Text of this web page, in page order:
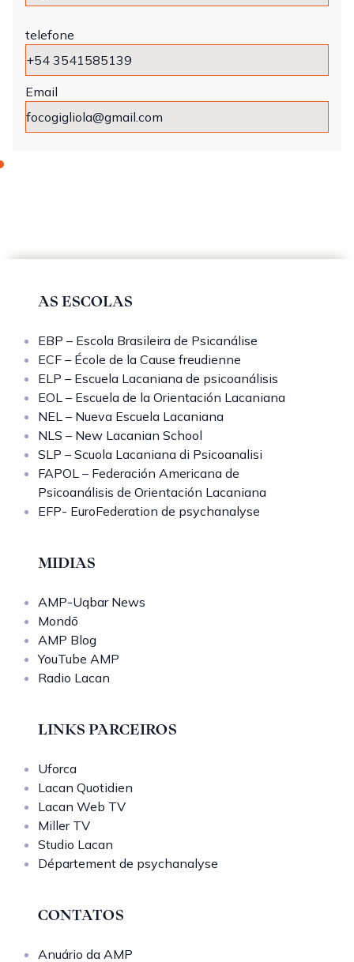
telefone
Email
AS ESCOLAS
EBP – Escola Brasileira de Psicanálise
ECF – École de la Cause freudienne
ELP – Escuela Lacaniana de psicoanálisis
EOL – Escuela de la Orientación Lacaniana
NEL – Nueva Escuela Lacaniana
NLS – New Lacanian School
SLP – Scuola Lacaniana di Psicoanalisi
FAPOL – Federación Americana de
Psicoanálisis de Orientación Lacaniana
EFP- EuroFederation de psychanalyse
MIDIAS
AMP-Uqbar News
Mondō
AMP Blog
YouTube AMP
Radio Lacan
LINKS PARCEIROS
Uforca
Lacan Quotidien
Lacan Web TV
Miller TV
Studio Lacan
Département de psychanalyse
CONTATOS
Anuário da AMP